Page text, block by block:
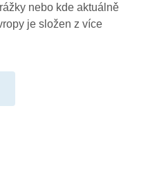
21:20
21:10
nebo kde aktuálně
je složen z více